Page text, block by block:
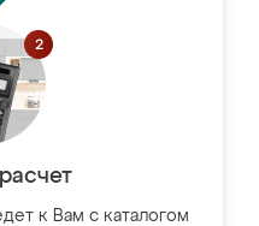
к Вам с каталогом